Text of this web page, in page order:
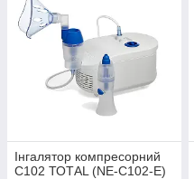
Інгалятор компресорний
С102 ТОТАL (NE-C102-E)